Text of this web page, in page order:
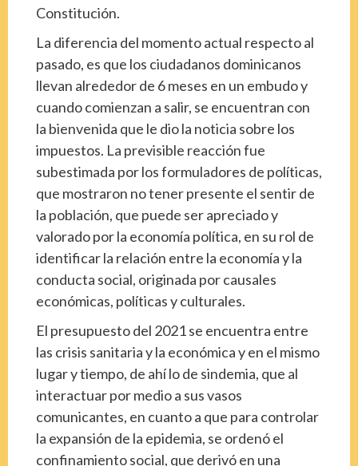
Constitución.
La diferencia del momento actual respecto al
pasado, es que los ciudadanos dominicanos
llevan alrededor de 6 meses en un embudo y
cuando comienzan a salir, se encuentran con
la bienvenida que le dio la noticia sobre los
impuestos. La previsible reacción fue
subestimada por los formuladores de políticas,
que mostraron no tener presente el sentir de
la población, que puede ser apreciado y
valorado por la economía política, en su rol de
identificar la relación entre la economía y la
conducta social, originada por causales
económicas, políticas y culturales.
El presupuesto del 2021 se encuentra entre
las crisis sanitaria y la económica y en el mismo
lugar y tiempo, de ahí lo de sindemia, que al
interactuar por medio a sus vasos
comunicantes, en cuanto a que para controlar
la expansión de la epidemia, se ordenó el
confinamiento social, que derivó en una